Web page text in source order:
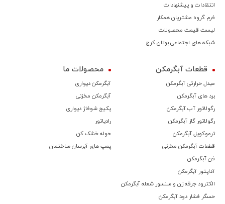
انتقادات و پیشنهادات
فرم گروه مشتریان همکار
لیست قیمت محصولات
شبکه های اجتماعی بوتان کرج
قطعات آبگرمکن
مبدل حرارتی آبگرمکن
برد های آبگرمکن
رگولاتور آب آبگرمکن
رگولاتور گاز آبگرمکن
ترموكوپل آبگرمکن
قطعات آبگرمکن مخزنی
فن آبگرمکن
آداپتور آبگرمکن
الکترود جرقه زن و سنسور شعله آبگرمکن
حسگر فشار دود آبگرمکن
محصولات ما
آبگرمکن دیواری
آبگرمکن مخزنی
پکیج شوفاژ دیواری
رادیاتور
حوله خشک کن
پمپ های آبرسان ساختمان